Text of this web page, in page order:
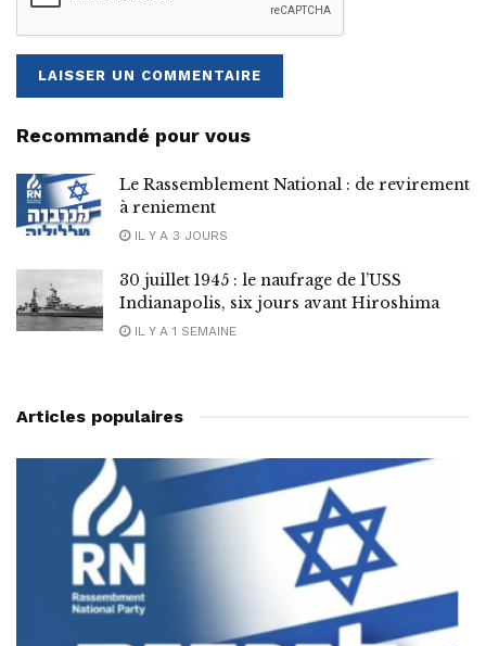
Recommandé pour vous
Le Rassemblement National : de revirement
à reniement
IL Y A 3 JOURS
30 juillet 1945 : le naufrage de l’USS
Indianapolis, six jours avant Hiroshima
IL Y A 1 SEMAINE
Articles populaires